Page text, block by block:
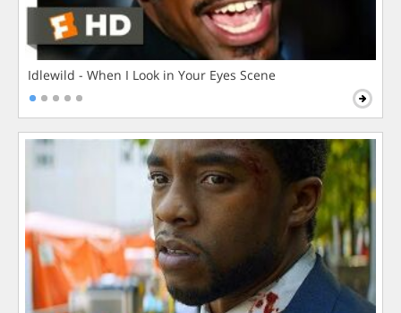
Idlewild - When I Look in Your Eyes Scene